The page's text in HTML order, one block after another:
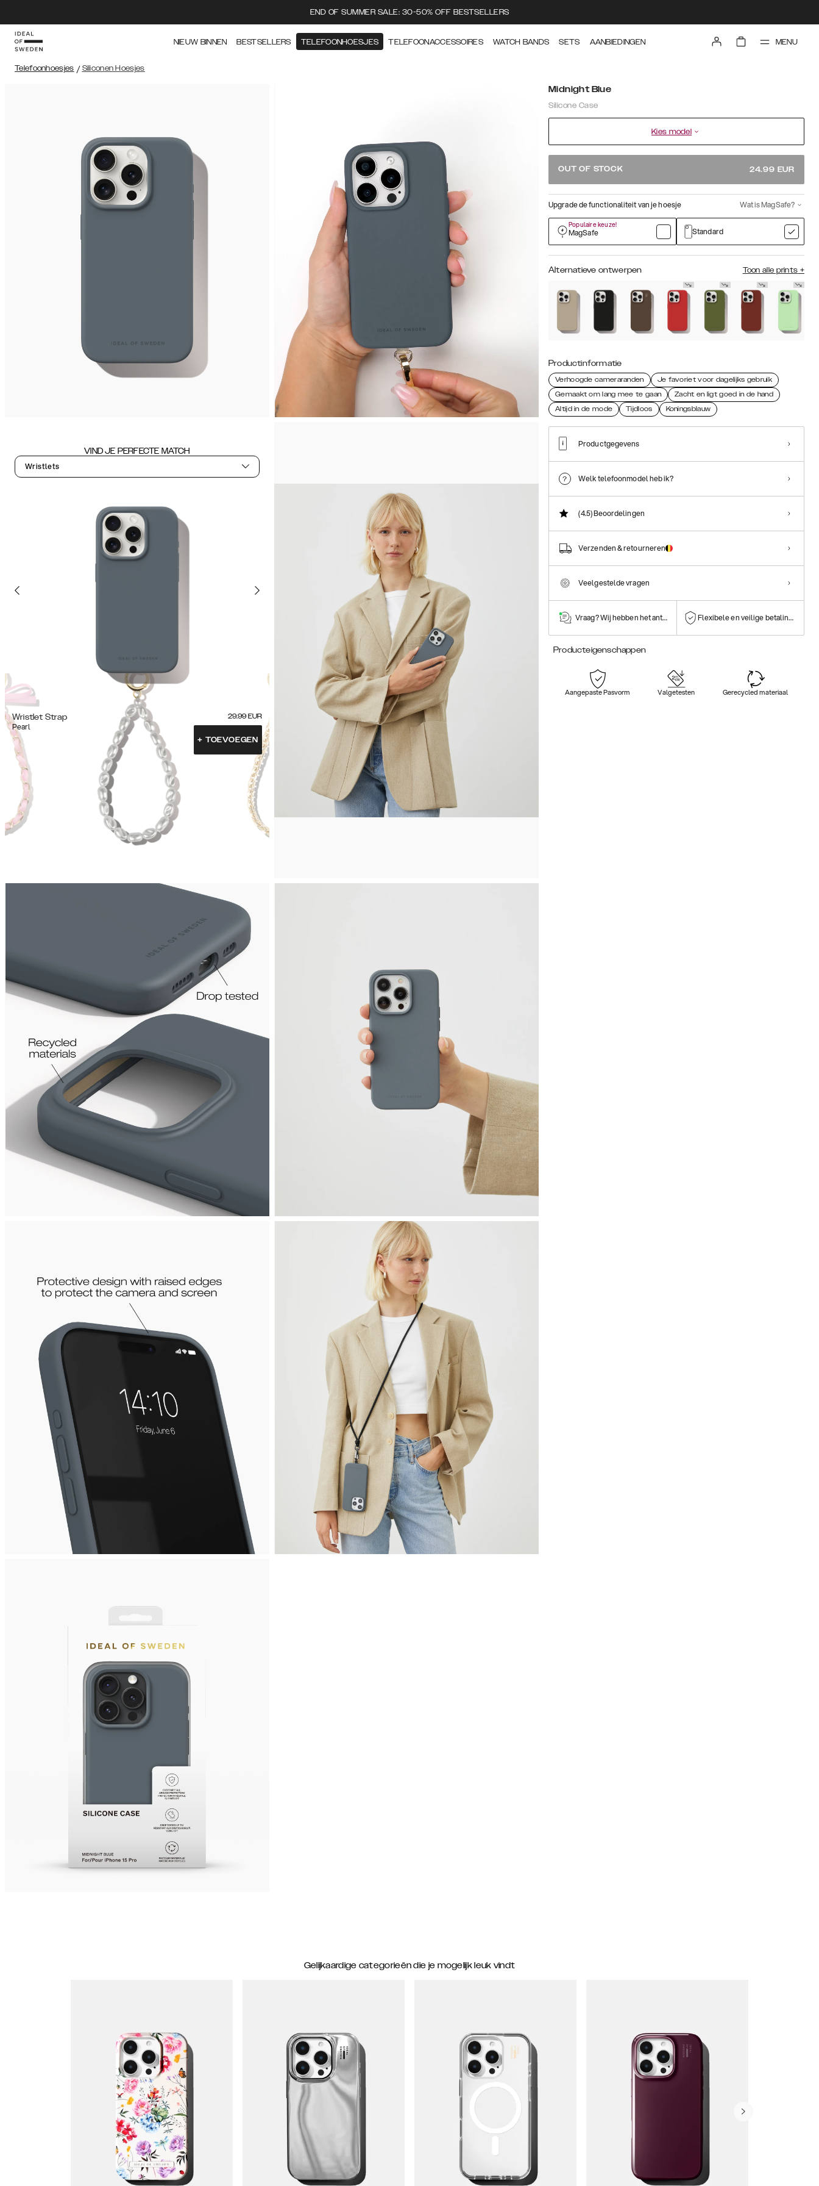
END OF SUMMER SALE: 30-50% OFF BESTSELLERS
NIEUW BINNEN BESTSELLERS TELEFOONHOESJES TELEFOONACCESSOIRES WATCH BANDS SETS AANBIEDINGEN MENU
Telefoonhoesjes / Siliconen Hoesjes
VIND JE PERFECTE MATCH
Wristlets
Wristlet Strap
Pearl
29.99 EUR
+ TOEVOEGEN
Midnight Blue
Silicone Case
Kies model
OUT OF STOCK 24.99 EUR
Upgrade de functionaliteit van je hoesje Wat is MagSafe?
Populaire keuze!
MagSafe Standard
Alternatieve ontwerpen Toon alle prints +
Productinformatie
Verhoogde cameraranden
Je favoriet voor dagelijks gebruik
Gemaakt om lang mee te gaan
Zacht en ligt goed in de hand
Altijd in de mode
Tijdloos Koningsblauw
Productgegevens
Welk telefoonmodel heb ik?
(4.5)Beoordelingen
Verzenden & retourneren
Veelgestelde vragen
Vraag? Wij hebben het antwoord! Flexibele en veilige betalingen
Producteigenschappen
Aangepaste Pasvorm Valgetesten Gerecycled materiaal
Gelijkaardige categorieën die je mogelijk leuk vindt